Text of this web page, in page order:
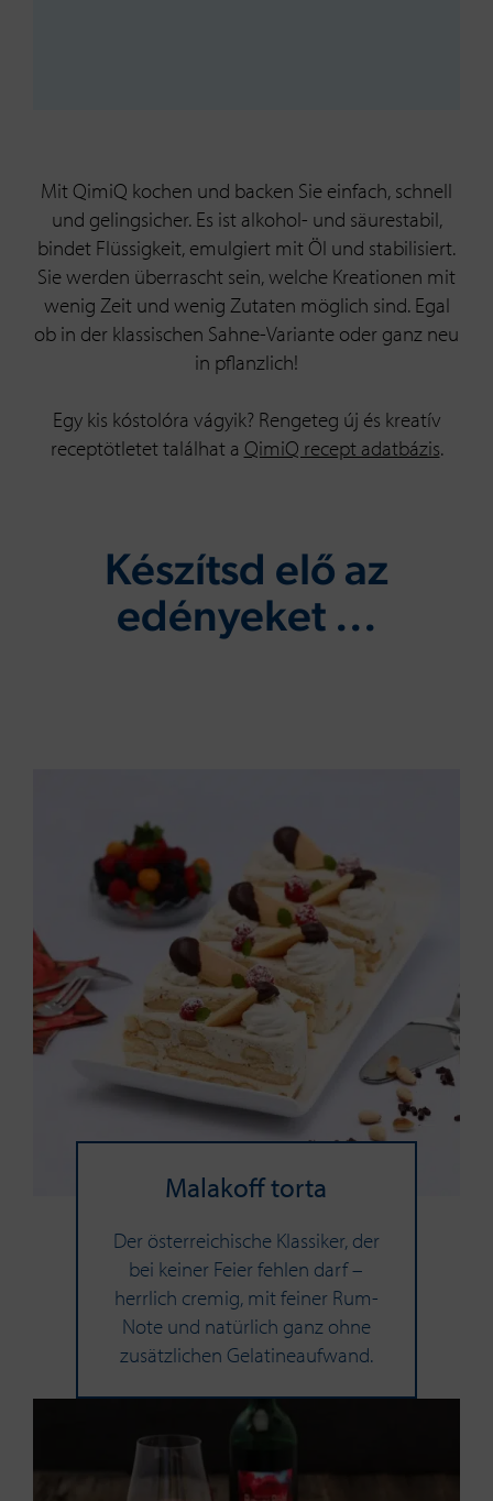
Mit QimiQ kochen und backen Sie einfach, schnell
und gelingsicher. Es ist alkohol- und säurestabil,
bindet Flüssigkeit, emulgiert mit Öl und stabilisiert.
Sie werden überrascht sein, welche Kreationen mit
wenig Zeit und wenig Zutaten möglich sind. Egal
ob in der klassischen Sahne-Variante oder ganz neu
in pflanzlich!
Egy kis kóstolóra vágyik? Rengeteg új és kreatív
receptötletet találhat a QimiQ recept adatbázis.
Készítsd elő az
edényeket ...
Malakoff torta
Der österreichische Klassiker, der
bei keiner Feier fehlen darf –
herrlich cremig, mit feiner Rum-
Note und natürlich ganz ohne
zusätzlichen Gelatineaufwand.